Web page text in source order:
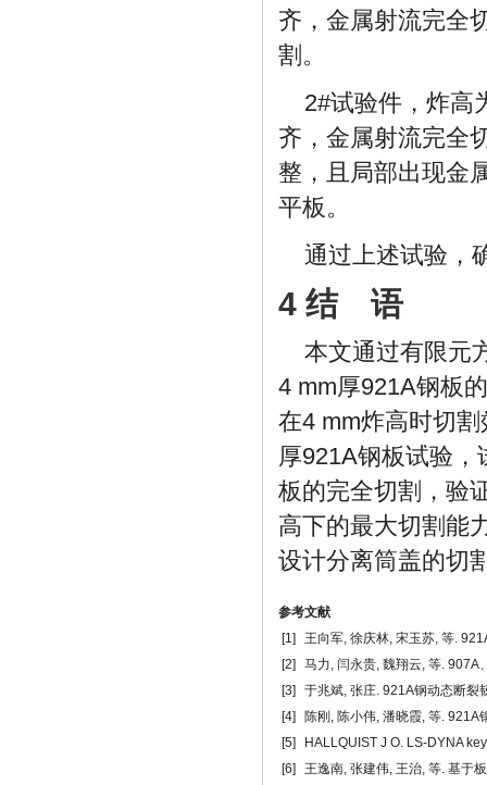
齐，金属射流完全
割。
2#试验件，炸高
齐，金属射流完全
整，且局部出现金
平板。
通过上述试验，
4 结 语
本文通过有限元
4 mm厚921A钢板
在4 mm炸高时切
厚921A钢板试验
板的完全切割，验
高下的最大切割能
设计分离筒盖的切
参考文献
[1]
王向军, 徐庆林, 宋玉苏, 等.
[2]
马力, 闫永贵, 魏翔云, 等.
[3]
于兆斌, 张庄. 921A钢动态断裂
[4]
陈刚, 陈小伟, 潘晓霞, 等.
[5]
HALLQUIST J O. LS-DYNA
[6]
王逸南, 张建伟, 王治, 等. 基于